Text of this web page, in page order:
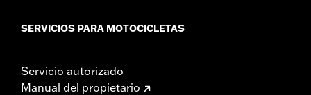
SERVICIOS PARA MOTOCICLETAS
Servicio autorizado
Manual del propietario